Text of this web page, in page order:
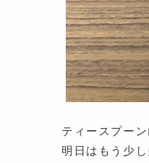
ティースプー
明日はもう少